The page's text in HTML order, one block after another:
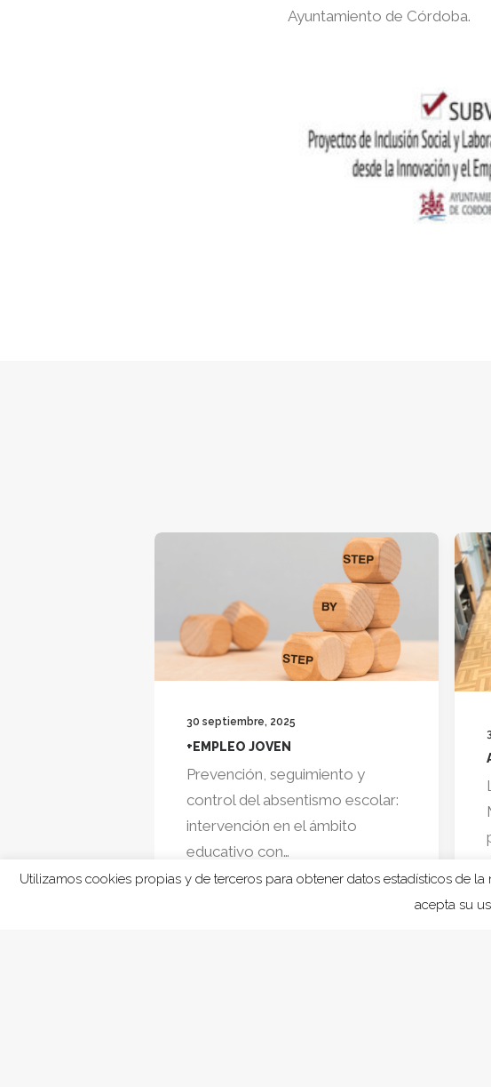
Ayuntamiento de Córdoba.
30 septiembre, 2025
+EMPLEO JOVEN
Prevención, seguimiento y
control del absentismo escolar:
intervención en el ámbito
educativo con…
Utilizamos cookies propias y de terceros para obtener datos estadísticos de
acepta su